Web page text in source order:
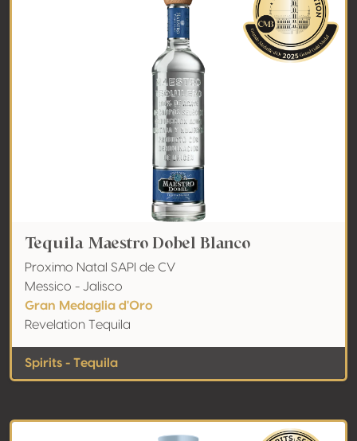
Tequila Maestro Dobel Blanco
Proximo Natal SAPI de CV
Messico - Jalisco
Gran Medaglia d'Oro
Revelation Tequila
Spirits - Tequila